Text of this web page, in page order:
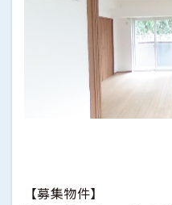
【募集物件】